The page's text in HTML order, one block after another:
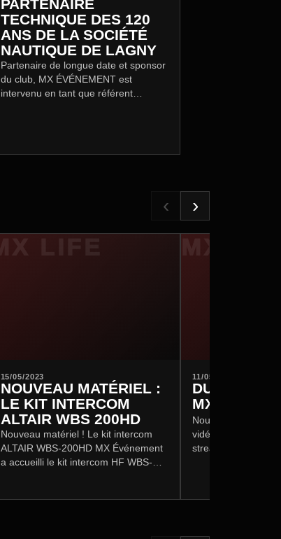
PARTENAIRE
TECHNIQUE DES 120
ANS DE LA SOCIÉTÉ
NAUTIQUE DE LAGNY
Partenaire de longue date et sponsor
du club, MX ÉVÉNEMENT est
intervenu en tant que référent
‹ ›
15/05/2023
NOUVEAU MATÉRIEL :
LE KIT INTERCOM
ALTAIR WBS 200HD
Nouveau matériel ! Le kit intercom
ALTAIR WBS-200HD MX Événement
a accueilli le kit intercom HF WBS-
11/05/2023
DU
MX
Nouveaux
vidéo MX
streaming avec de